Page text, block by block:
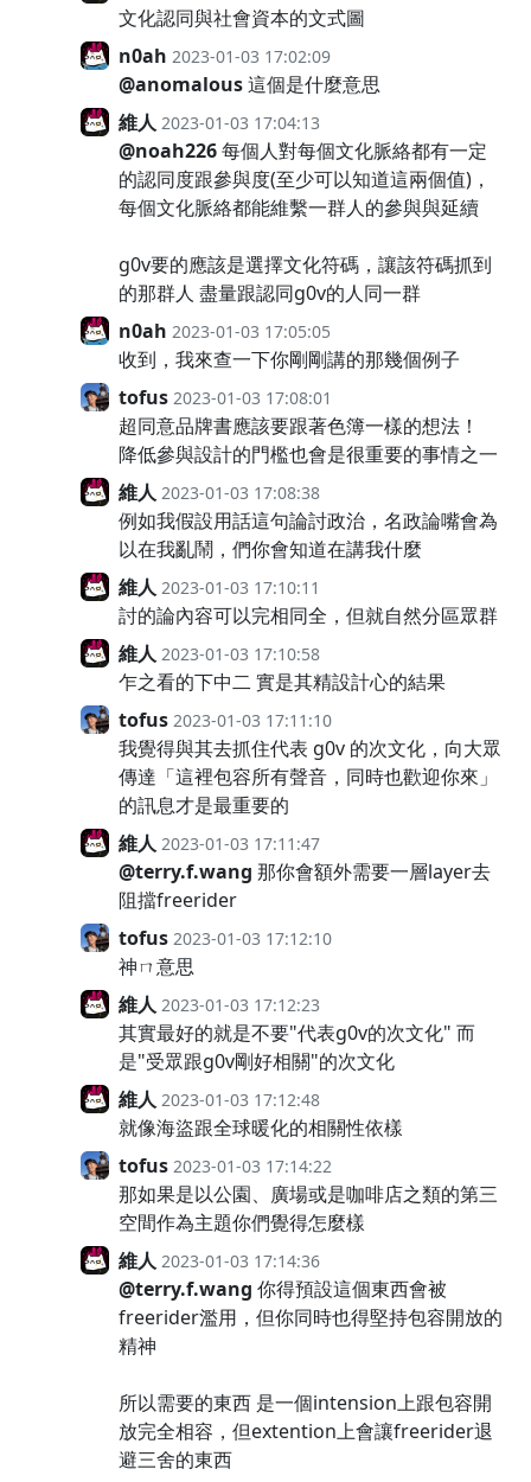
文化認同與社會資本的文式圖
n0ah 2023-01-03 17:02:09
@anomalous這個是什麼意思
維人 2023-01-03 17:04:13
@noah226每個人對每個文化脈絡都有一定
的認同度跟參與度(至少可以知道這兩個值)，
每個文化脈絡都能維繫一群人的參與與延續
g0v要的應該是選擇文化符碼，讓該符碼抓到
的那群人 盡量跟認同g0v的人同一群
n0ah 2023-01-03 17:05:05
收到，我來查一下你剛剛講的那幾個例子
tofus 2023-01-03 17:08:01
超同意品牌書應該要跟著色簿一樣的想法！
降低參與設計的門檻也會是很重要的事情之一
維人 2023-01-03 17:08:38
例如我假設用話這句論討政治，名政論嘴會為
以在我亂鬧，們你會知道在講我什麼
維人 2023-01-03 17:10:11
討的論內容可以完相同全，但就自然分區眾群
維人 2023-01-03 17:10:58
乍之看的下中二 實是其精設計心的結果
tofus 2023-01-03 17:11:10
我覺得與其去抓住代表 g0v 的次文化，向大眾
傳達「這裡包容所有聲音，同時也歡迎你來」
的訊息才是最重要的
維人 2023-01-03 17:11:47
@terry.f.wang 那你會額外需要一層layer去
阻擋freerider
tofus 2023-01-03 17:12:10
神ㄇ意思
維人 2023-01-03 17:12:23
其實最好的就是不要"代表g0v的次文化" 而
是"受眾跟g0v剛好相關"的次文化
維人 2023-01-03 17:12:48
就像海盜跟全球暖化的相關性依樣
tofus 2023-01-03 17:14:22
那如果是以公園、廣場或是咖啡店之類的第三
空間作為主題你們覺得怎麼樣
維人 2023-01-03 17:14:36
@terry.f.wang 你得預設這個東西會被
freerider濫用，但你同時也得堅持包容開放的
精神
所以需要的東西 是一個intension上跟包容開
放完全相容，但extention上會讓freerider退
避三舍的東西